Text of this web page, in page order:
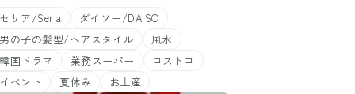
セリア/Seria
ダイソー/DAISO
男の子の髪型/ヘアスタイル
風水
韓国ドラマ
業務スーパー
コストコ
イベント
夏休み お土産